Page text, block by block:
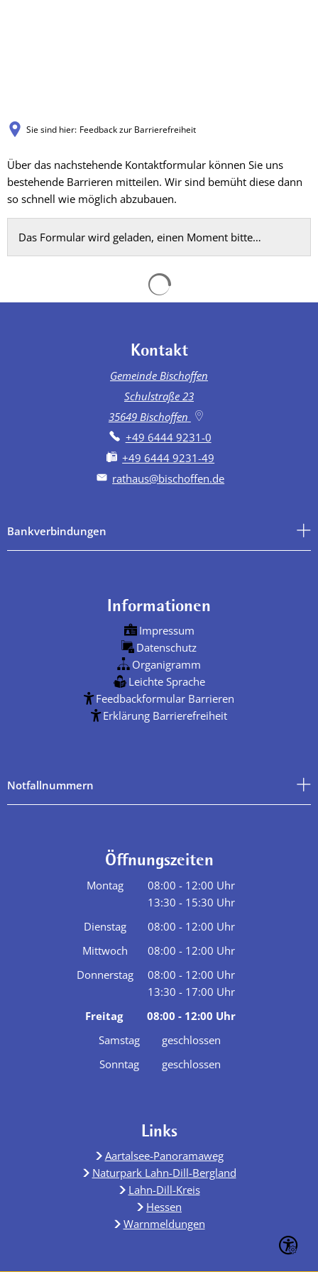
Sie sind hier: Feedback zur Barrierefreiheit
Feedback
zur
Barrierefreiheit
Über das nachstehende Kontaktformular können Sie uns
bestehende Barrieren mitteilen. Wir sind bemüht diese dann
so schnell wie möglich abzubauen.
Das Formular wird geladen, einen Moment bitte…
Kontakt
Gemeinde Bischoffen
Schulstraße 23
35649 Bischoffen
+49 6444 9231-0
+49 6444 9231-49
rathaus@bischoffen.de
Bankverbindungen
Informationen
Impressum
Datenschutz
Organigramm
Leichte Sprache
Feedbackformular Barrieren
Erklärung Barrierefreiheit
Notfallnummern
Öffnungszeiten
Montag 08:00 - 12:00 Uhr
Von 08:00 bis 12:00 Uhr
13:30 - 15:30 Uhr
Von 13:30 bis 15:30 Uhr
Dienstag 08:00 - 12:00 Uhr
Von 08:00 bis 12:00 Uhr
Mittwoch 08:00 - 12:00 Uhr
Von 08:00 bis 12:00 Uhr
Donnerstag 08:00 - 12:00 Uhr
Von 08:00 bis 12:00 Uhr
13:30 - 17:00 Uhr
Von 13:30 bis 17:00 Uhr
Freitag 08:00 - 12:00 Uhr
Von 08:00 bis 12:00 Uhr
Samstag
geschlossen
Sonntag
geschlossen
Links
Aartalsee-Panoramaweg
Naturpark Lahn-Dill-Bergland
Lahn-Dill-Kreis
Hessen
Warnmeldungen
Seite